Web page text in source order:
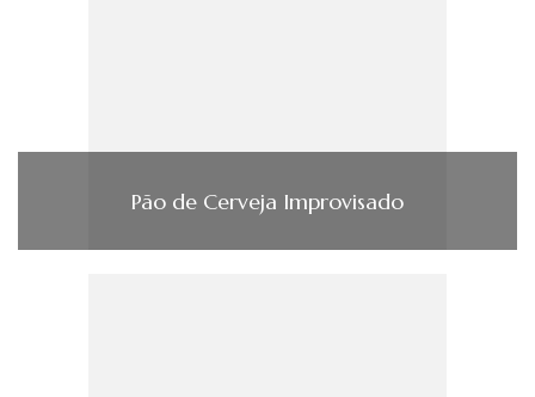
Pão de Cerveja Improvisado